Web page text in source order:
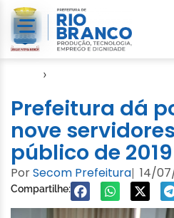
›
Prefeitura dá
nove
público de 2019
PorSecom Prefeitura| 14/
Compartilhe: